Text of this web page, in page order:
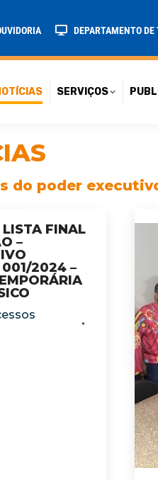
DEPARTAMENTO DE
SERVIÇOS
do poder
FINAL
–
001/2024 –